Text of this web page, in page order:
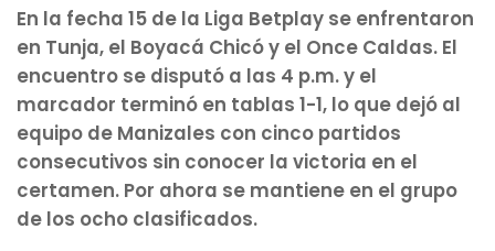
En la fecha 15 de la Liga Betplay se enfrentaron
en Tunja, el Boyacá Chicó y el Once Caldas. El
encuentro se disputó a las 4 p.m. y el
marcador terminó en tablas 1-1, lo que dejó al
equipo de Manizales con cinco partidos
consecutivos sin conocer la victoria en el
certamen. Por ahora se mantiene en el grupo
de los ocho clasificados.